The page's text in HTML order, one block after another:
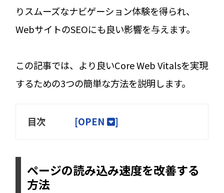
りスムーズなナビゲーション体験を得られ、
WebサイトのSEOにも良い影響を与えます。
この記事では、より良いCore Web Vitalsを実現
するための3つの簡単な方法を説明します。
目次 [OPEN ]
ページの読み込み速度を改善する
方法